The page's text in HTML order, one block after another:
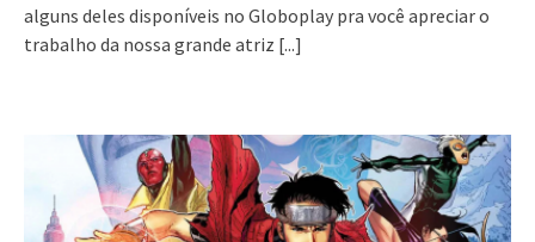
alguns deles disponíveis no Globoplay pra você apreciar o
trabalho da nossa grande atriz [...]